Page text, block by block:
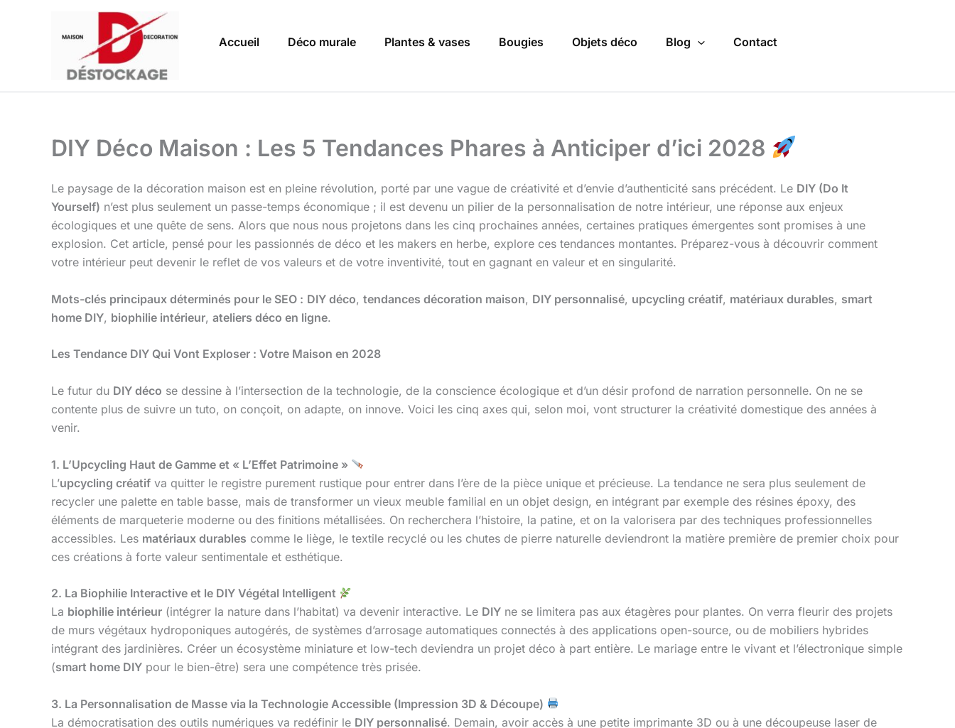
Accueil Déco murale Plantes & vases Bougies Objets déco Blog Contact
DIY Déco Maison : Les 5 Tendances Phares à Anticiper d’ici 2028
Le paysage de la décoration maison est en pleine révolution, porté par une vague de créativité et d’envie d’authenticité sans précédent. Le DIY (Do It
Yourself) n’est plus seulement un passe-temps économique ; il est devenu un pilier de la personnalisation de notre intérieur, une réponse aux enjeux
écologiques et une quête de sens. Alors que nous nous projetons dans les cinq prochaines années, certaines pratiques émergentes sont promises à une
explosion. Cet article, pensé pour les passionnés de déco et les makers en herbe, explore ces tendances montantes. Préparez-vous à découvrir comment
votre intérieur peut devenir le reflet de vos valeurs et de votre inventivité, tout en gagnant en valeur et en singularité.
Mots-clés principaux déterminés pour le SEO : DIY déco, tendances décoration maison, DIY personnalisé, upcycling créatif, matériaux durables, smart
home DIY, biophilie intérieur, ateliers déco en ligne.
Les Tendance DIY Qui Vont Exploser : Votre Maison en 2028
Le futur du DIY déco se dessine à l’intersection de la technologie, de la conscience écologique et d’un désir profond de narration personnelle. On ne se
contente plus de suivre un tuto, on conçoit, on adapte, on innove. Voici les cinq axes qui, selon moi, vont structurer la créativité domestique des années à
venir.
1. L’Upcycling Haut de Gamme et « L’Effet Patrimoine »
L’upcycling créatif va quitter le registre purement rustique pour entrer dans l’ère de la pièce unique et précieuse. La tendance ne sera plus seulement de
recycler une palette en table basse, mais de transformer un vieux meuble familial en un objet design, en intégrant par exemple des résines époxy, des
éléments de marqueterie moderne ou des finitions métallisées. On recherchera l’histoire, la patine, et on la valorisera par des techniques professionnelles
accessibles. Les matériaux durables comme le liège, le textile recyclé ou les chutes de pierre naturelle deviendront la matière première de premier choix pour
ces créations à forte valeur sentimentale et esthétique.
2. La Biophilie Interactive et le DIY Végétal Intelligent
La biophilie intérieur (intégrer la nature dans l’habitat) va devenir interactive. Le DIY ne se limitera pas aux étagères pour plantes. On verra fleurir des projets
de murs végétaux hydroponiques autogérés, de systèmes d’arrosage automatiques connectés à des applications open-source, ou de mobiliers hybrides
intégrant des jardinières. Créer un écosystème miniature et low-tech deviendra un projet déco à part entière. Le mariage entre le vivant et l’électronique simple
(smart home DIY pour le bien-être) sera une compétence très prisée.
3. La Personnalisation de Masse via la Technologie Accessible (Impression 3D & Découpe)
La démocratisation des outils numériques va redéfinir le DIY personnalisé. Demain, avoir accès à une petite imprimante 3D ou à une découpeuse laser de